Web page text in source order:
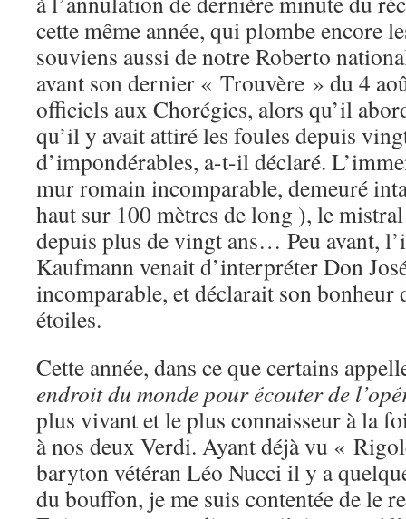
cette même année, qui plombe encore
souviens aussi de notre Roberto
avant son dernier « Trouvère » du 4
officiels aux Chorégies, alors qu’il
qu’il y avait attiré les foules depuis
d’impondérables, a-t-il déclaré.
mur romain incomparable, demeuré
haut sur 100 mètres de long ), le
depuis plus de vingt ans… Peu avant,
Kaufmann venait d’interpréter Don
incomparable, et déclarait son bonheur
étoiles.
Cette année, dans ce que certains
endroit du monde pour écouter de
plus vivant et le plus connaisseur à la
à nos deux Verdi. Ayant déjà vu «
baryton vétéran Léo Nucci il y a
du bouffon, je me suis contentée de le